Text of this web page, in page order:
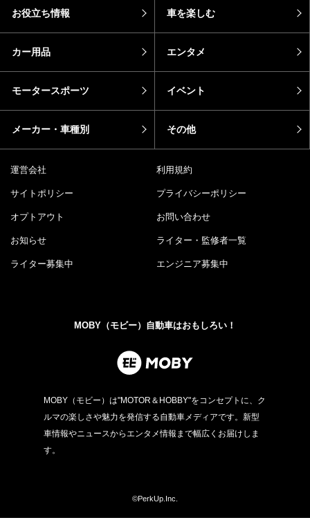
お役立ち情報 車を楽しむ
カー用品 エンタメ
モータースポーツ イベント
メーカー・車種別 その他
運営会社 利用規約
サイトポリシー プライバシーポリシー
オプトアウト お問い合わせ
お知らせ ライター・監修者一覧
ライター募集中 エンジニア募集中
MOBY（モビー）自動車はおもしろい！
MOBY（モビー）は"MOTOR＆HOBBY"をコンセプトに、ク
ルマの楽しさや魅力を発信する自動車メディアです。新型
車情報やニュースからエンタメ情報まで幅広くお届けしま
す。
©PerkUp.Inc.